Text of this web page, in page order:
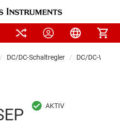
DC/DC-Schaltregler DC/DC-